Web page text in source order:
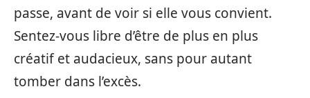
passe, avant de voir si elle vous convient.
Sentez-vous libre d’être de plus en plus
créatif et audacieux, sans pour autant
tomber dans l’excès.